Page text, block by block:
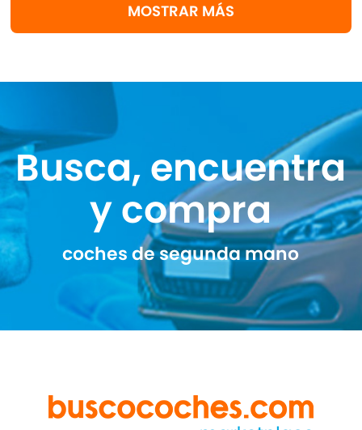
MOSTRAR MÁS
Busca, encuentra
y compra
coches de segunda mano